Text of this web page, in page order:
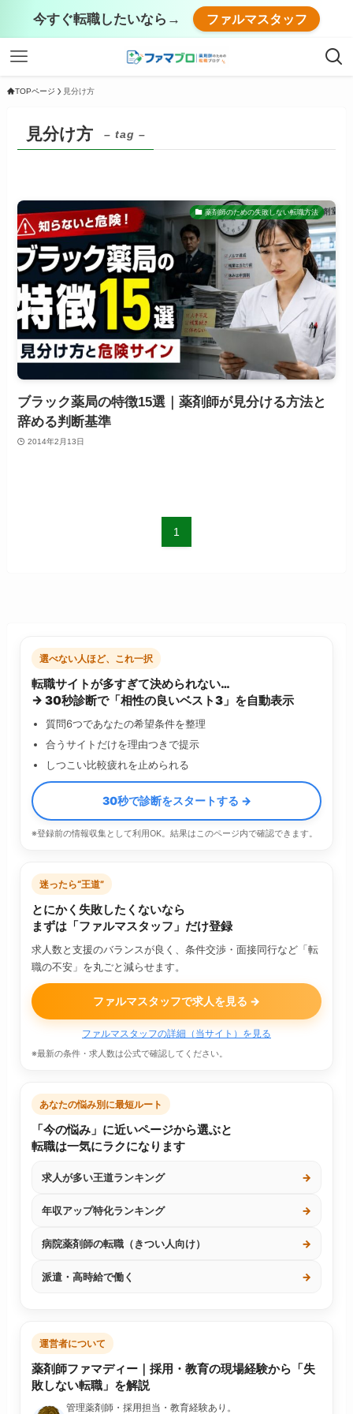
今すぐ転職したいなら→ ファルマスタッフ
TOPページ 見分け方
見分け方 – tag –
薬剤師のための失敗しない転職方法
ブラック薬局の特徴15選｜薬剤師が見分ける方法と
辞める判断基準
2014年2月13日
1
選べない人ほど、これ一択
転職サイトが多すぎて決められない…
→ 30秒診断で「相性の良いベスト3」を自動表示
質問6つであなたの希望条件を整理
合うサイトだけを理由つきで提示
しつこい比較疲れを止められる
30秒で診断をスタートする →
※登録前の情報収集として利用OK。結果はこのページ内で確認できます。
迷ったら“王道”
とにかく失敗したくないなら
まずは「ファルマスタッフ」だけ登録
求人数と支援のバランスが良く、条件交渉・面接同行など「転
職の不安」を丸ごと減らせます。
ファルマスタッフで求人を見る →
ファルマスタッフの詳細（当サイト）を見る
※最新の条件・求人数は公式で確認してください。
あなたの悩み別に最短ルート
「今の悩み」に近いページから選ぶと
転職は一気にラクになります
求人が多い王道ランキング →
年収アップ特化ランキング →
病院薬剤師の転職（きつい人向け） →
派遣・高時給で働く →
運営者について
薬剤師ファマディー｜採用・教育の現場経験から「失
敗しない転職」を解説
管理薬剤師・採用担当・教育経験あり。